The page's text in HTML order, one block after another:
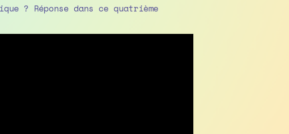
? Réponse dans ce quatrième